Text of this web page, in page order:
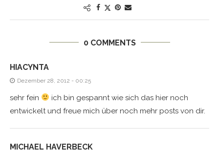
0 COMMENTS
HIACYNTA
Dezember 28, 2012 - 00:25
sehr fein
ich bin gespannt wie sich das hier noch
entwickelt und freue mich über noch mehr posts von dir.
MICHAEL HAVERBECK